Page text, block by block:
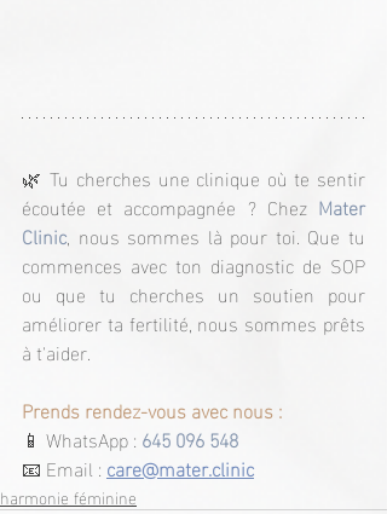
🌿 Tu cherches une clinique où te sentir
écoutée et accompagnée ? Chez Mater
Clinic, nous sommes là pour toi. Que tu
commences avec ton diagnostic de SOP
ou que tu cherches un soutien pour
améliorer ta fertilité, nous sommes prêts
à t'aider.
Prends rendez-vous avec nous :
📱 WhatsApp : 645 096 548
📧 Email : care@mater.clinic
harmonie féminine